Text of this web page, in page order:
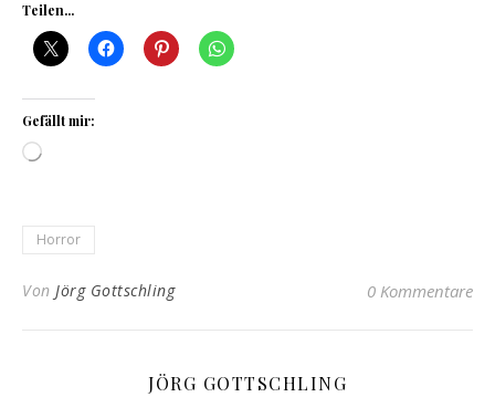
Teilen...
Gefällt mir:
Wird geladen …
Horror
Von Jörg Gottschling 0 Kommentare
JÖRG GOTTSCHLING